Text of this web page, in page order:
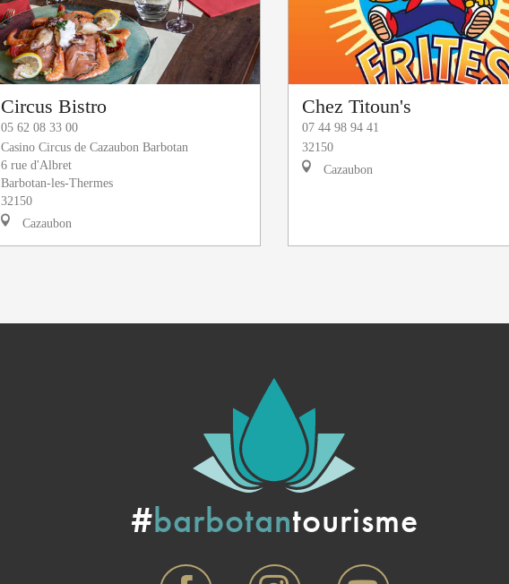
Circus Bistro
05 62 08 33 00
Casino Circus de Cazaubon Barbotan
6 rue d'Albret
Barbotan-les-Thermes
32150
Cazaubon
Chez Titoun's
07 44 98 94 41
32150
Cazaubon
#barbotantourisme